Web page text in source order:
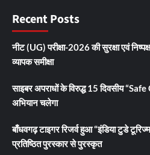
Recent Posts
नीट (UG) परीक्षा-2026 की सुरक्षा एवं
व्यापक समीक्षा
साइबर अपराधों के विरुद्ध 15 दिवसीय
अभियान चलेगा
बाँधवगढ़ टाइगर रिजर्व हुआ “इंडिया टुडे
प्रतिष्ठित पुरस्कार से पुरस्कृत